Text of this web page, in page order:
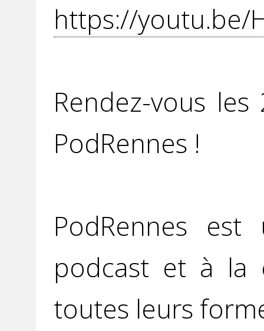
https://youtu.be/
Rendez-vous
PodRennes !
PodRennes
podcast et à la
toutes leurs